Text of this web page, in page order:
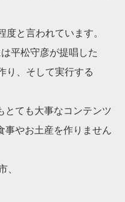
度と言われています。
平松守彦が提唱した
り、そして実行する
とても大事なコンテンツ
事やお土産を作りません
、